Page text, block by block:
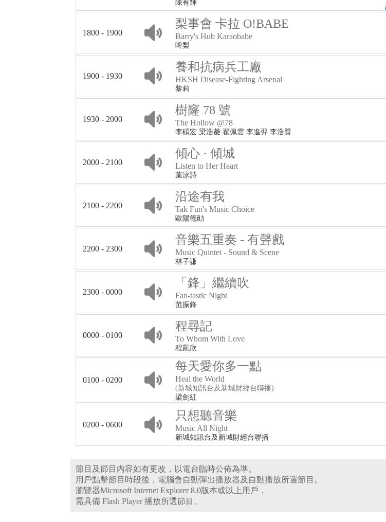
陳有輝
1800 - 1900
梨事會 卡拉 O!BABE
Barry's Hub Karaobabe
啤梨
1900 - 1930
養和抗病兵工廠
HKSH Disease-Fighting Arsenal
黎莉
1930 - 2000
樹窿 78 號
The Hollow @78
李碩宏 梁浩菱 翟佩雲 李進羿 李浩賢
2000 - 2100
傾心 · 傾城
Listen to Her Heart
葉泳詩
2100 - 2200
沿途有我
Tak Fun's Music Choice
歐陽德勛
2200 - 2300
音樂五重奏 - 有聲戲
Music Quintet - Sound & Scene
林子謙
2300 - 0000
「鋒」繼續吹
Fan-tastic Night
范振鋒
0000 - 0100
程尋記
To Whom With Love
程凱欣
0100 - 0200
每天愛你多一點
Heal the World
(新城知訊台及新城財經台聯播)
梁劍紅
0200 - 0600
只想聽音樂
Music All Night
新城知訊台及新城財經台聯播
節目及節目內容如有更改，以電台臨時公佈為準。
用戶點擊節目時段後，電腦會自動彈出播放器及自動播放所選節目。
瀏覽器Microsoft Internet Explorer 8.0版本或以上用戶，
需具備 Flash Player 播放所選節目。